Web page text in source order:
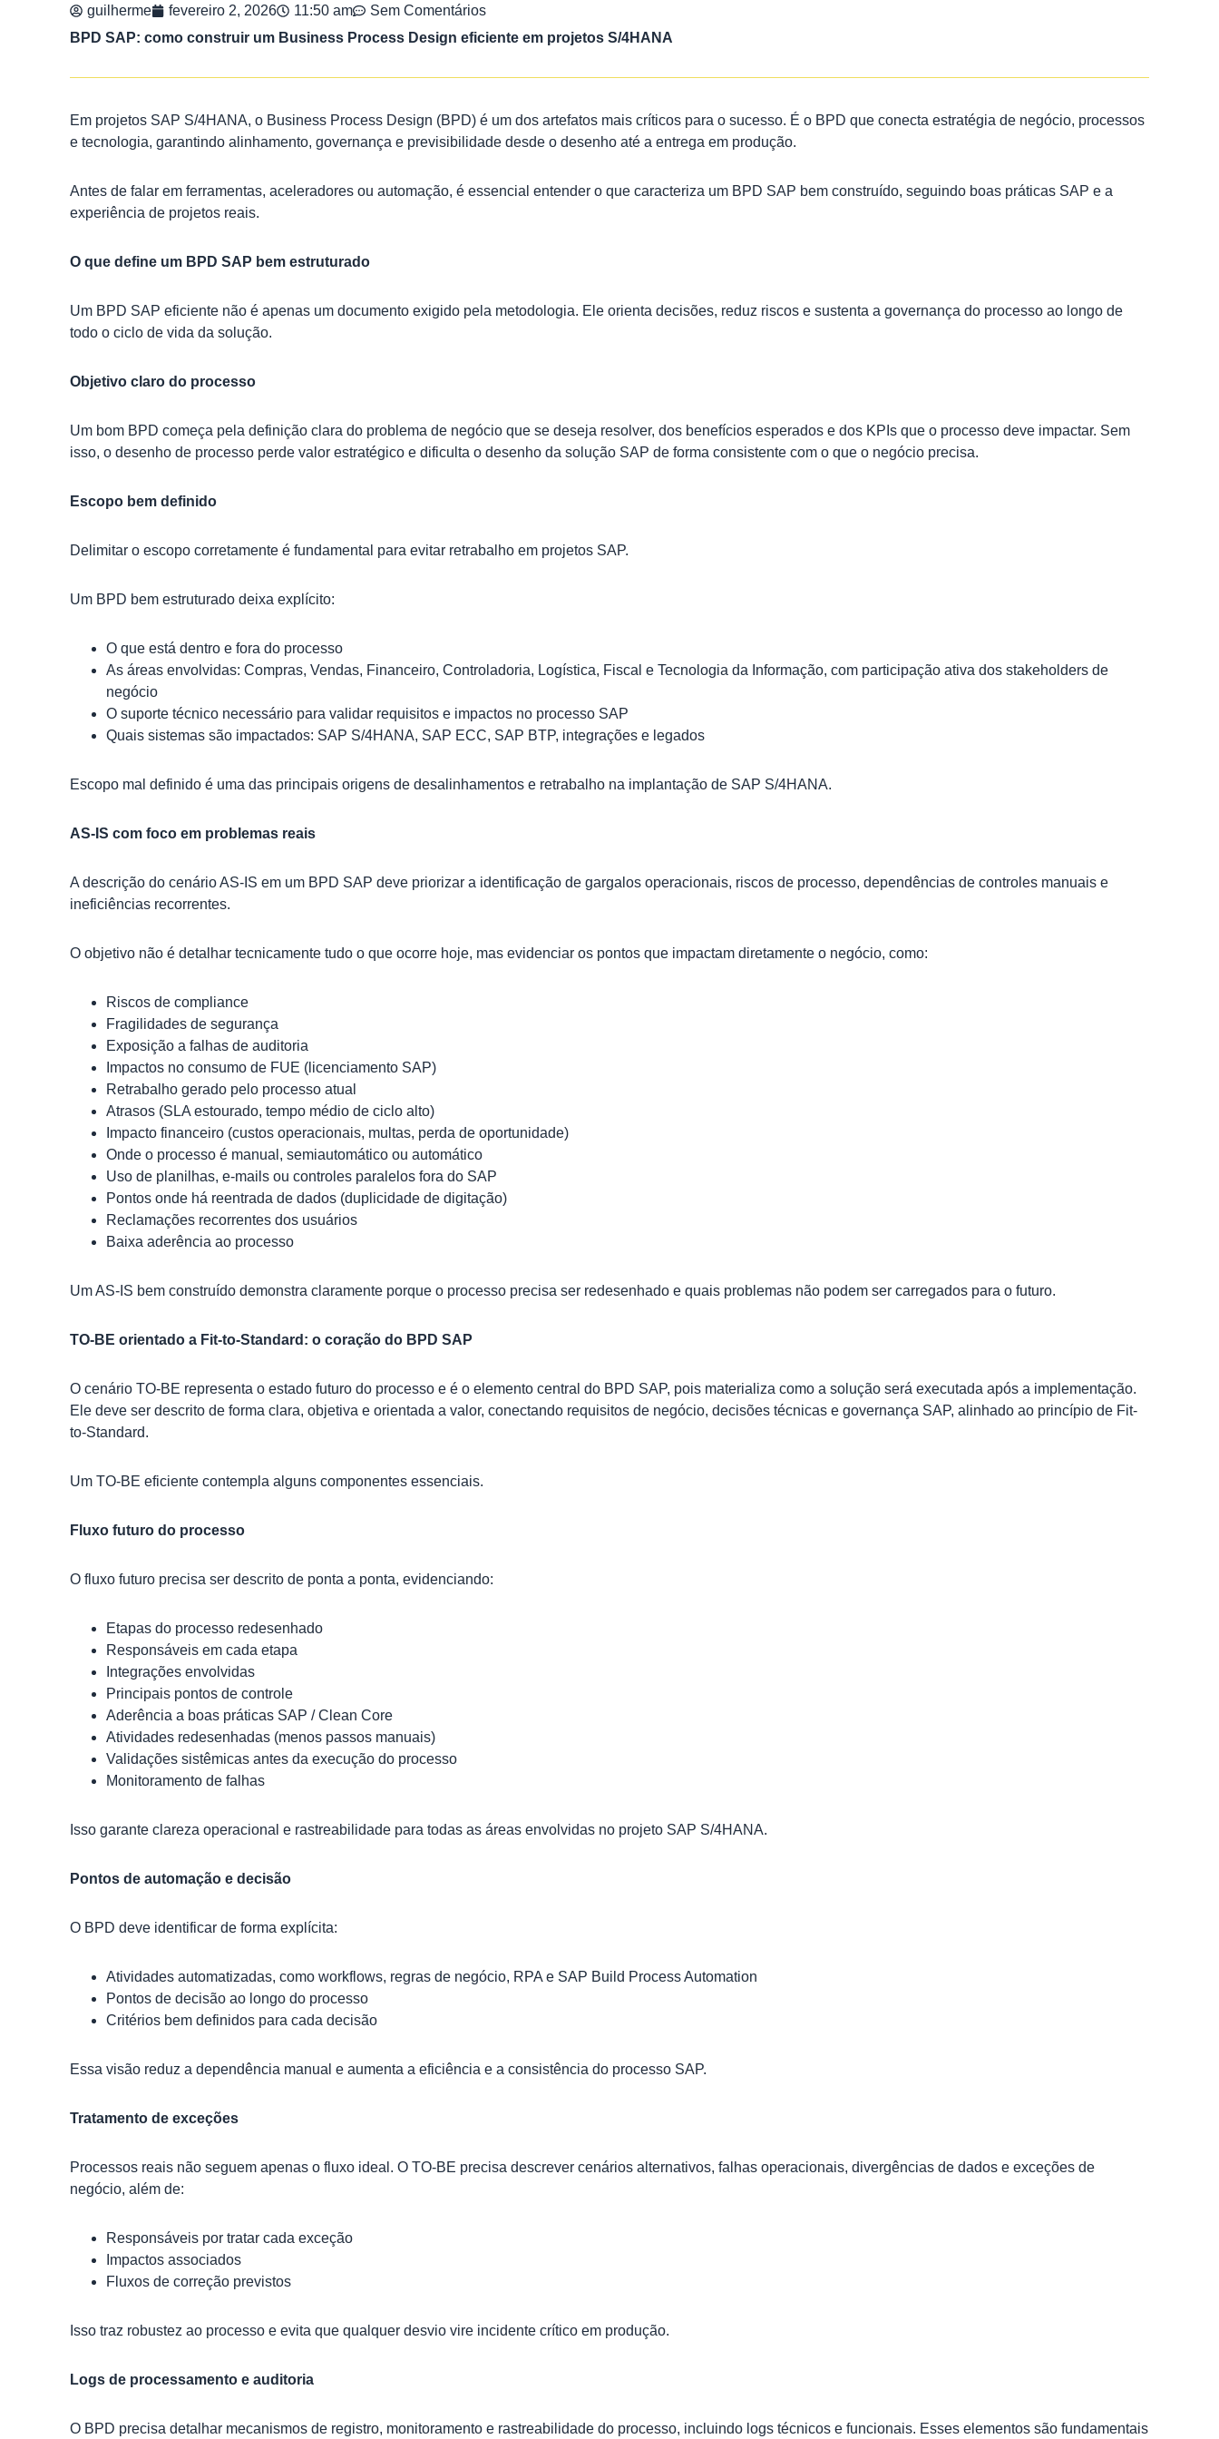
guilherme fevereiro 2, 2026 11:50 am
Sem Comentários
BPD SAP: como construir um Business Process Design eficiente em projetos S/4HANA
Em projetos SAP S/4HANA, o Business Process Design (BPD) é um dos artefatos mais críticos para o sucesso. É o BPD que conecta estratégia de negócio, processos
e tecnologia, garantindo alinhamento, governança e previsibilidade desde o desenho até a entrega em produção.
Antes de falar em ferramentas, aceleradores ou automação, é essencial entender o que caracteriza um BPD SAP bem construído, seguindo boas práticas SAP e a
experiência de projetos reais.
O que define um BPD SAP bem estruturado
Um BPD SAP eficiente não é apenas um documento exigido pela metodologia. Ele orienta decisões, reduz riscos e sustenta a governança do processo ao longo de
todo o ciclo de vida da solução.
Objetivo claro do processo
Um bom BPD começa pela definição clara do problema de negócio que se deseja resolver, dos benefícios esperados e dos KPIs que o processo deve impactar. Sem
isso, o desenho de processo perde valor estratégico e dificulta o desenho da solução SAP de forma consistente com o que o negócio precisa.
Escopo bem definido
Delimitar o escopo corretamente é fundamental para evitar retrabalho em projetos SAP.
Um BPD bem estruturado deixa explícito:
O que está dentro e fora do processo
As áreas envolvidas: Compras, Vendas, Financeiro, Controladoria, Logística, Fiscal e Tecnologia da Informação, com participação ativa dos stakeholders de
negócio
O suporte técnico necessário para validar requisitos e impactos no processo SAP
Quais sistemas são impactados: SAP S/4HANA, SAP ECC, SAP BTP, integrações e legados
Escopo mal definido é uma das principais origens de desalinhamentos e retrabalho na implantação de SAP S/4HANA.
AS-IS com foco em problemas reais
A descrição do cenário AS-IS em um BPD SAP deve priorizar a identificação de gargalos operacionais, riscos de processo, dependências de controles manuais e
ineficiências recorrentes.
O objetivo não é detalhar tecnicamente tudo o que ocorre hoje, mas evidenciar os pontos que impactam diretamente o negócio, como:
Riscos de compliance
Fragilidades de segurança
Exposição a falhas de auditoria
Impactos no consumo de FUE (licenciamento SAP)
Retrabalho gerado pelo processo atual
Atrasos (SLA estourado, tempo médio de ciclo alto)
Impacto financeiro (custos operacionais, multas, perda de oportunidade)
Onde o processo é manual, semiautomático ou automático
Uso de planilhas, e-mails ou controles paralelos fora do SAP
Pontos onde há reentrada de dados (duplicidade de digitação)
Reclamações recorrentes dos usuários
Baixa aderência ao processo
Um AS-IS bem construído demonstra claramente porque o processo precisa ser redesenhado e quais problemas não podem ser carregados para o futuro.
TO-BE orientado a Fit-to-Standard: o coração do BPD SAP
O cenário TO-BE representa o estado futuro do processo e é o elemento central do BPD SAP, pois materializa como a solução será executada após a implementação.
Ele deve ser descrito de forma clara, objetiva e orientada a valor, conectando requisitos de negócio, decisões técnicas e governança SAP, alinhado ao princípio de Fit-
to-Standard.
Um TO-BE eficiente contempla alguns componentes essenciais.
Fluxo futuro do processo
O fluxo futuro precisa ser descrito de ponta a ponta, evidenciando:
Etapas do processo redesenhado
Responsáveis em cada etapa
Integrações envolvidas
Principais pontos de controle
Aderência a boas práticas SAP / Clean Core
Atividades redesenhadas (menos passos manuais)
Validações sistêmicas antes da execução do processo
Monitoramento de falhas
Isso garante clareza operacional e rastreabilidade para todas as áreas envolvidas no projeto SAP S/4HANA.
Pontos de automação e decisão
O BPD deve identificar de forma explícita:
Atividades automatizadas, como workflows, regras de negócio, RPA e SAP Build Process Automation
Pontos de decisão ao longo do processo
Critérios bem definidos para cada decisão
Essa visão reduz a dependência manual e aumenta a eficiência e a consistência do processo SAP.
Tratamento de exceções
Processos reais não seguem apenas o fluxo ideal. O TO-BE precisa descrever cenários alternativos, falhas operacionais, divergências de dados e exceções de
negócio, além de:
Responsáveis por tratar cada exceção
Impactos associados
Fluxos de correção previstos
Isso traz robustez ao processo e evita que qualquer desvio vire incidente crítico em produção.
Logs de processamento e auditoria
O BPD precisa detalhar mecanismos de registro, monitoramento e rastreabilidade do processo, incluindo logs técnicos e funcionais. Esses elementos são fundamentais